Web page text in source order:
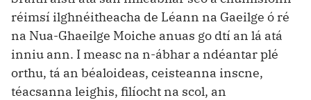
réimsí ilghnéitheacha de Léann na Gaeilge ó ré
na Nua-Ghaeilge Moiche anuas go dtí an lá atá
inniu ann. I measc na n-ábhar a ndéantar plé
orthu, tá an béaloideas, ceisteanna inscne,
téacsanna leighis, filíocht na scol, an